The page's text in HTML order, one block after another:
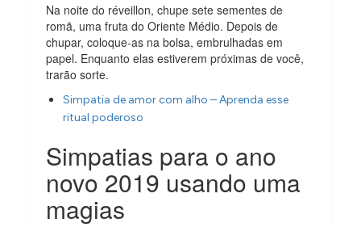
Na noite do réveillon, chupe sete sementes de
romã, uma fruta do Oriente Médio. Depois de
chupar, coloque-as na bolsa, embrulhadas em
papel. Enquanto elas estiverem próximas de você,
trarão sorte.
Simpatia de amor com alho – Aprenda esse
ritual poderoso
Simpatias para o ano
novo 2019 usando uma
magias